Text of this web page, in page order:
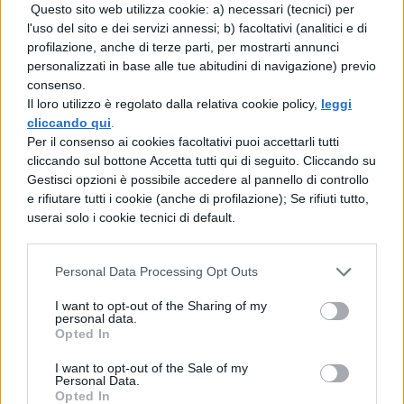
Questo sito web utilizza cookie: a) necessari (tecnici) per
l'uso del sito e dei servizi annessi; b) facoltativi (analitici e di
profilazione, anche di terze parti, per mostrarti annunci
personalizzati in base alle tue abitudini di navigazione) previo
consenso.
Il loro utilizzo è regolato dalla relativa cookie policy, leggi
cliccando qui
Per il consenso ai cookies facoltativi puoi accettarli tutti
cliccando sul bottone Accetta tutti qui di seguito. Cliccando su
Gestisci opzioni è possibile accedere al pannello di controllo
e rifiutare tutti i cookie (anche di profilazione); Se rifiuti tutto,
userai solo i cookie tecnici di default.
Personal Data Processing Opt Outs
I want to opt-out of the Sharing of my
personal data.
Opted In
I want to opt-out of the Sale of my
Personal Data.
Opted In
TI POTREBBE INTERESSARE